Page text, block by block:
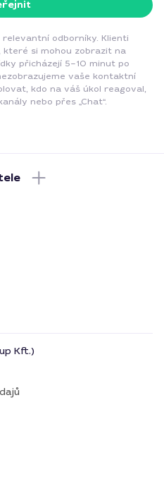
odborníky. Klienti
které si mohou zobrazit na
přicházejí 5–10 minut po
vaše kontaktní
kdo na váš úkol reagoval,
nebo přes „Chat“.
Kft.)